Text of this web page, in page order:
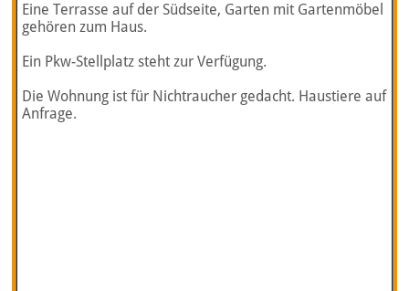
Eine Terrasse auf der Südseite, Garten mit Gartenmöbel
gehören zum Haus.
Ein Pkw-Stellplatz steht zur Verfügung.
Die Wohnung ist für Nichtraucher gedacht. Haustiere auf
Anfrage.